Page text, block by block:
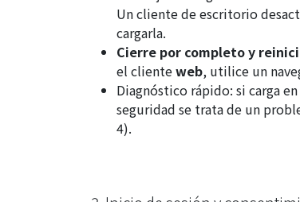
Un cliente de escritorio
cargarla.
Cierre por completo y
el clienteweb, utilice un
Diagnóstico rápido: si carga en
seguridad se trata de un
4).